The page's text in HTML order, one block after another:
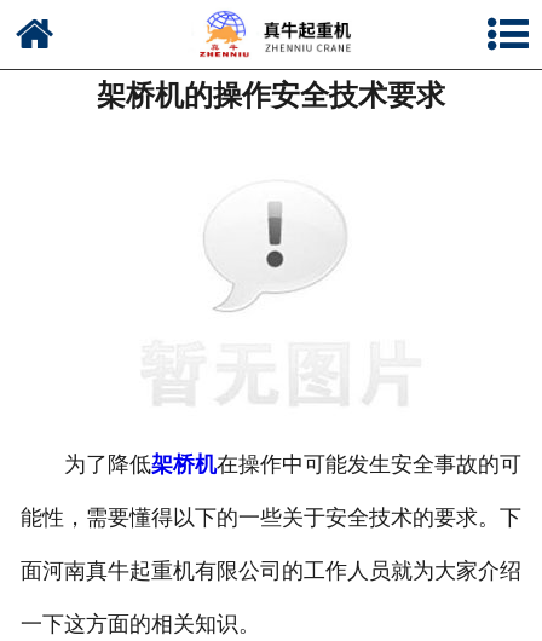
公司简介
联系我们
架桥机的操作安全技术要求
为了降低架桥机在操作中可能发生安全事故的可
能性，需要懂得以下的一些关于安全技术的要求。下
面河南真牛起重机有限公司的工作人员就为大家介绍
一下这方面的相关知识。